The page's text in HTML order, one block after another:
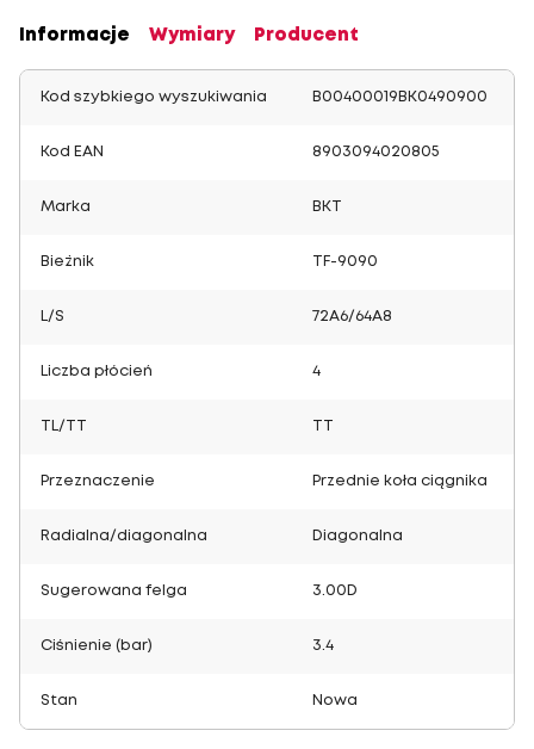
Informacje Wymiary Producent
Kod szybkiego wyszukiwania B00400019BK0490900
Kod EAN 8903094020805
Marka BKT
Bieżnik TF-9090
L/S 72A6/64A8
Liczba płócień 4
TL/TT
Przeznaczenie Przednie koła ciągnika
Radialna/diagonalna Diagonalna
Sugerowana felga 3.00D
Ciśnienie (bar) 3.4
Stan Nowa